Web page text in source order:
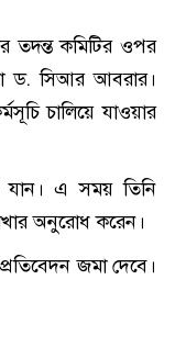
তদন্ত কমিটির ওপর
ড. সিআর আবরার।
চালিয়ে যাওয়ার
যান। এ সময় তিনি
অনুরোধ করেন।
জমা দেবে।